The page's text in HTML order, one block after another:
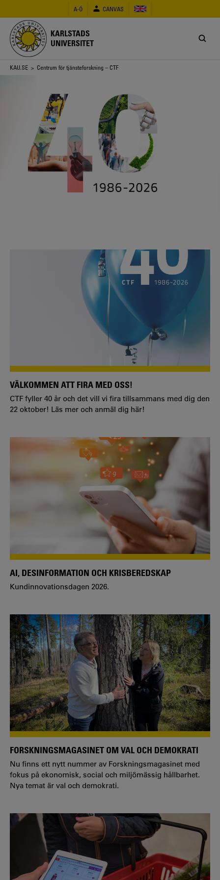
huvudinnehåll
A-Ö CANVAS
KARLSTADS
UNIVERSITET
Länkstig
KAU.SE > Centrum för tjänsteforskning – CTF
VÄLKOMMEN ATT FIRA MED OSS!
CTF fyller 40 år och det vill vi fira tillsammans med dig den
22 oktober! Läs mer och anmäl dig här!
AI, DESINFORMATION OCH KRISBEREDSKAP
Kundinnovationsdagen 2026.
FORSKNINGSMAGASINET OM VAL OCH DEMOKRATI
Nu finns ett nytt nummer av Forskningsmagasinet med
fokus på ekonomisk, social och miljömässig hållbarhet.
Nya temat är val och demokrati.